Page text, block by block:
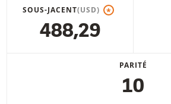
SOUS-JACENT(USD) *
488,29
PARITÉ
10